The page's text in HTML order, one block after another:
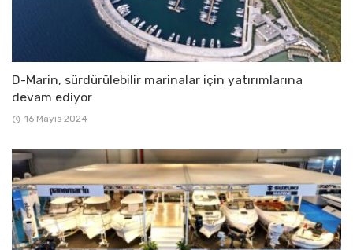
D-Marin, sürdürülebilir marinalar için yatırımlarına
devam ediyor
16 Mayıs 2024